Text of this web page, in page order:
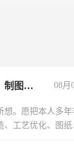
兼职机械设计、制图、设备改造 08月
想。愿把本人多年
、工艺优化、图纸